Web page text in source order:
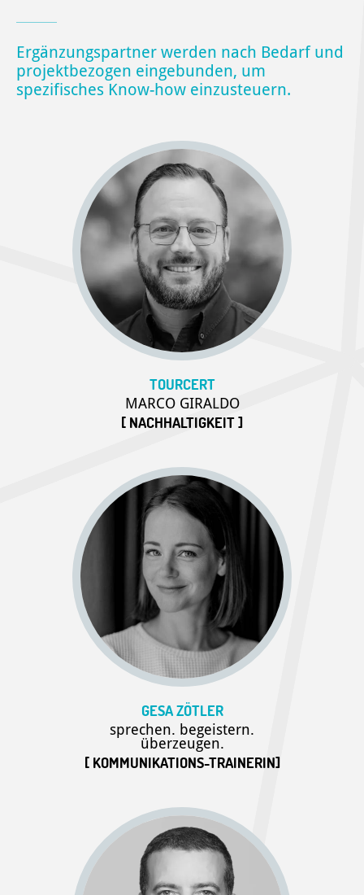
Ergänzungspartner werden nach Bedarf und
projektbezogen eingebunden, um
spezifisches Know-how einzusteuern.
TOURCERT
MARCO GIRALDO
[ NACHHALTIGKEIT ]
GESA ZÖTLER
sprechen. begeistern.
überzeugen.
[ KOMMUNIKATIONS-TRAINERIN]